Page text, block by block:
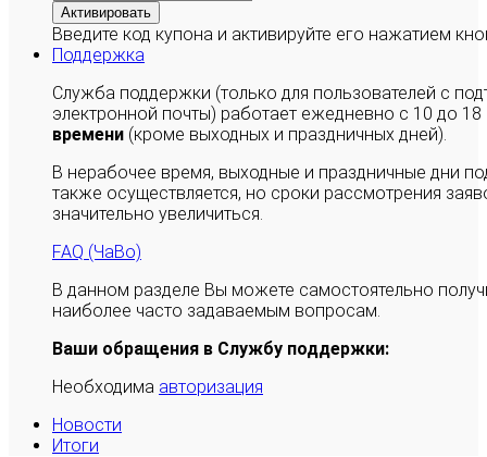
Активировать
Введите код купона и активируйте его нажатием
Поддержка
Служба поддержки (только для пользователей с
электронной почты) работает ежедневно с 10 до
времени (кроме выходных и праздничных дней).
В нерабочее время, выходные и праздничные дни
также осуществляется, но сроки рассмотрения
значительно увеличиться.
FAQ (ЧаВо)
В данном разделе Вы можете самостоятельно
наиболее часто задаваемым вопросам.
Ваши обращения в Службу поддержки:
Необходима авторизация
Новости
Итоги